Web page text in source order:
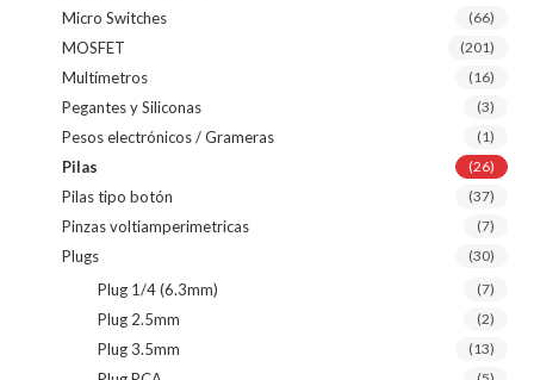
Micro Switches (66)
MOSFET (201)
Multímetros (16)
Pegantes y Siliconas (3)
Pesos electrónicos / Grameras (1)
Pilas (26)
Pilas tipo botón (37)
Pinzas voltiamperimetricas (7)
Plugs (30)
Plug 1/4 (6.3mm) (7)
Plug 2.5mm (2)
Plug 3.5mm (13)